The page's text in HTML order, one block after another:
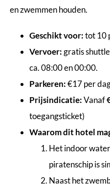
en zwemmen houden.
Geschikt voor:tot 10
Vervoer: gratis
ca. 08:00 en 00:00.
Parkeren:€17 per
Prijsindicatie:Vanaf
toegangsticket)
Waarom dit hotel
Het indoor
piratenschip is
Naast het